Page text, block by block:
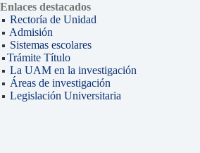
Enlaces destacados
Rectoría de Unidad
Admisión
Sistemas escolares
Trámite Título
La UAM en la investigación
Áreas de investigación
Legislación Universitaria